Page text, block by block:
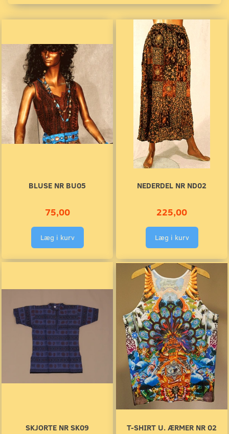
BLUSE NR BU05
75,00
Læg i kurv
NEDERDEL NR ND02
225,00
Læg i kurv
SKJORTE NR SK09 T-SHIRT U. ÆRMER NR 02